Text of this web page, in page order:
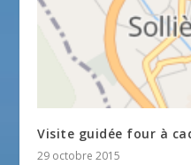
Visite guidée four à
29 octobre 2015